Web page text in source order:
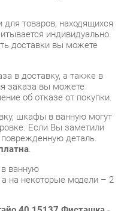
заказа вы можете
об отказе от покупки.
шкафы в ванную могут
Если Вы заметили
деталь.
.
на некоторые модели – 2
40 15137 Фисташка-
Corozo
приобретением, и